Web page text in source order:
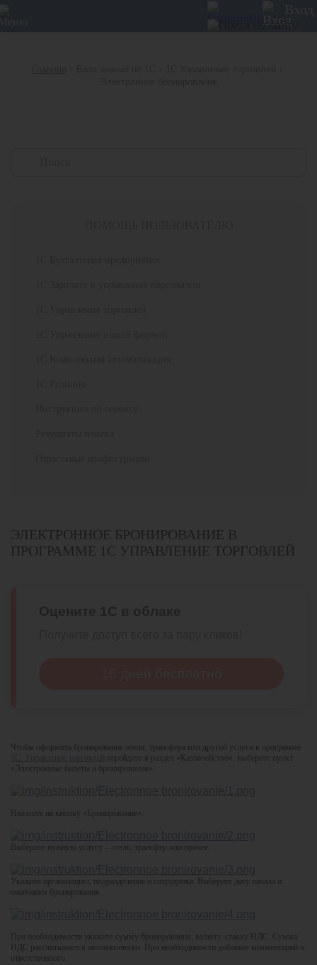
ЭЛЕКТРОННОЕ БРОНИРОВАНИЕ В
ПРОГРАММЕ 1С УПРАВЛЕНИЕ ТОРГОВЛЕЙ
Чтобы оформить бронирование отеля, трансфера или другой услуги в программе
перейдите в раздел «Казначейство», выберите пункт
«Электронные билеты и бронирования».
Нажмите на кнопку «Бронирование».
Выберите нужную услугу – отель, трансфер или прочее.
Укажите организацию, подразделение и сотрудника. Выберите дату начала и
окончания бронирования.
При необходимости укажите сумму бронирования, валюту, ставку НДС. Сумма
НДС рассчитывается автоматически. При необходимости добавьте комментарий и
ответственного.